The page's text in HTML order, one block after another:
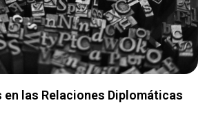
en las Relaciones Diplomáticas